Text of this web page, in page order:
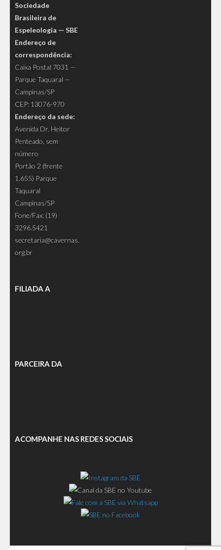
Sociedade
Brasileira de
Espeleologia — SBE
Endereço de
correspondência:
Caixa Postal 7031 —
Parque Taquaral —
Campinas/SP
CEP: 13076-970
Endereço da sede:
Avenida Dr. Heitor
Penteado, sem
número
Portão 2 (frente
1.655) Parque
Taquaral
Campinas/SP
Fone/Fax: (19)
3296.5421
secretaria@cavernas.
org.br
FILIADA A
PARCEIRA DA
ACOMPANHE NAS REDES SOCIAIS